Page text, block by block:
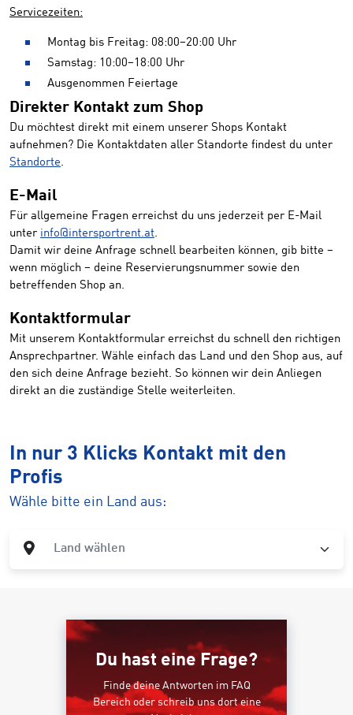
Servicezeiten:
Montag bis Freitag: 08:00–20:00 Uhr
Samstag: 10:00–18:00 Uhr
Ausgenommen Feiertage
Direkter Kontakt zum Shop
Du möchtest direkt mit einem unserer Shops Kontakt
aufnehmen? Die Kontaktdaten aller Standorte findest du unter
Standorte.
E-Mail
Für allgemeine Fragen erreichst du uns jederzeit per E-Mail
unter info@intersportrent.at.
Damit wir deine Anfrage schnell bearbeiten können, gib bitte –
wenn möglich – deine Reservierungsnummer sowie den
betreffenden Shop an.
Kontaktformular
Mit unserem Kontaktformular erreichst du schnell den richtigen
Ansprechpartner. Wähle einfach das Land und den Shop aus, auf
den sich deine Anfrage bezieht. So können wir dein Anliegen
direkt an die zuständige Stelle weiterleiten.
In nur 3 Klicks Kontakt mit den
Profis
Wähle bitte ein Land aus:
Land wählen
Du hast eine Frage?
Finde deine Antworten im FAQ
Bereich oder schreib uns dort eine